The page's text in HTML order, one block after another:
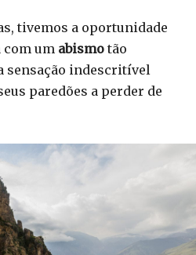
tivemos a oportunidade
com um abismo tão
sensação indescritível
paredões a perder de